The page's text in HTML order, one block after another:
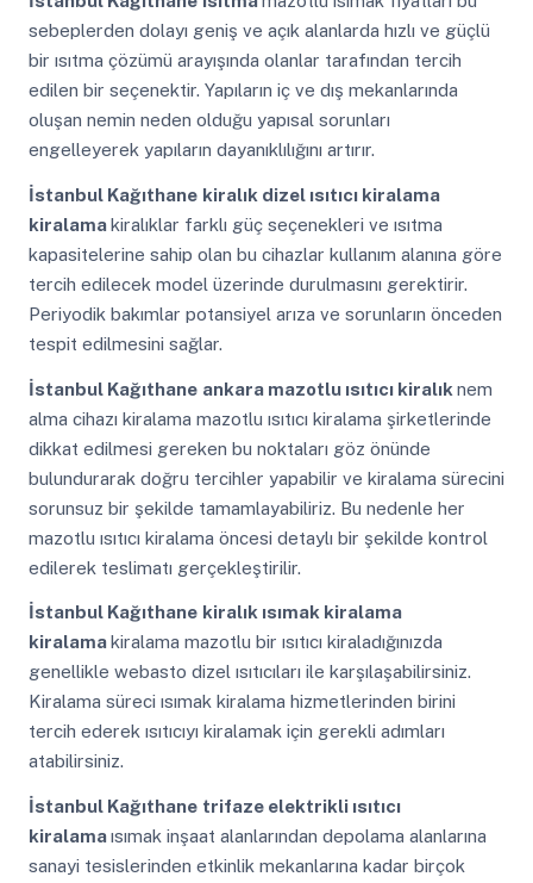
sebeplerden dolayı geniş ve açık alanlarda hızlı ve güçlü
bir ısıtma çözümü arayışında olanlar tarafından tercih
edilen bir seçenektir. Yapıların iç ve dış mekanlarında
oluşan nemin neden olduğu yapısal sorunları
engelleyerek yapıların dayanıklılığını artırır.
İstanbul Kağıthane kiralık dizel ısıtıcı kiralama
kiralamakiralıklar farklı güç seçenekleri ve ısıtma
kapasitelerine sahip olan bu cihazlar kullanım alanına göre
tercih edilecek model üzerinde durulmasını gerektirir.
Periyodik bakımlar potansiyel arıza ve sorunların önceden
tespit edilmesini sağlar.
İstanbul Kağıthane ankara mazotlu ısıtıcı kiralık nem
alma cihazı kiralama mazotlu ısıtıcı kiralama şirketlerinde
dikkat edilmesi gereken bu noktaları göz önünde
bulundurarak doğru tercihler yapabilir ve kiralama sürecini
sorunsuz bir şekilde tamamlayabiliriz. Bu nedenle her
mazotlu ısıtıcı kiralama öncesi detaylı bir şekilde kontrol
edilerek teslimatı gerçekleştirilir.
İstanbul Kağıthane kiralık ısımak kiralama
kiralamakiralama mazotlu bir ısıtıcı kiraladığınızda
genellikle webasto dizel ısıtıcıları ile karşılaşabilirsiniz.
Kiralama süreci ısımak kiralama hizmetlerinden birini
tercih ederek ısıtıcıyı kiralamak için gerekli adımları
atabilirsiniz.
İstanbul Kağıthane trifaze elektrikli ısıtıcı
kiralamaısımak inşaat alanlarından depolama alanlarına
sanayi tesislerinden etkinlik mekanlarına kadar birçok